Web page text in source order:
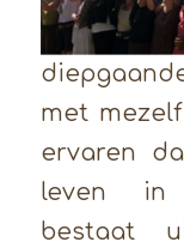
met
ervaren
leven in
bestaat